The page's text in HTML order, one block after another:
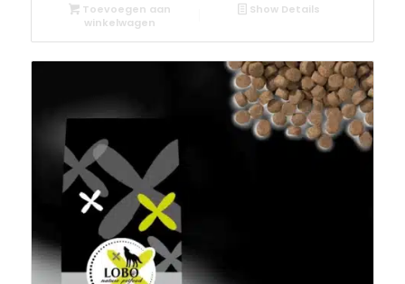
Toevoegen aan
winkelwagen
Show Details